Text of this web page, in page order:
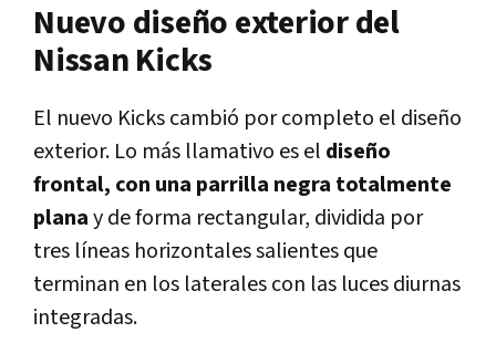
Nuevo diseño exterior del
Nissan Kicks
El nuevo Kicks cambió por completo el diseño
exterior. Lo más llamativo es el diseño
frontal, con una parrilla negra totalmente
planay de forma rectangular, dividida por
tres líneas horizontales salientes que
terminan en los laterales con las luces diurnas
integradas.